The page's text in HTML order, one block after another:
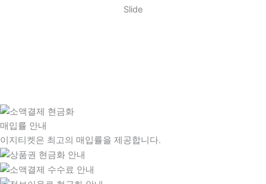
Slide
매입률 안내
이지티켓은 최고의 매입률을 제공합니다.